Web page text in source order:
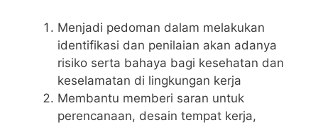
Menjadi pedoman dalam melakukan
identifikasi dan penilaian akan adanya
risiko serta bahaya bagi kesehatan dan
keselamatan di lingkungan kerja
Membantu memberi saran untuk
perencanaan, desain tempat kerja,